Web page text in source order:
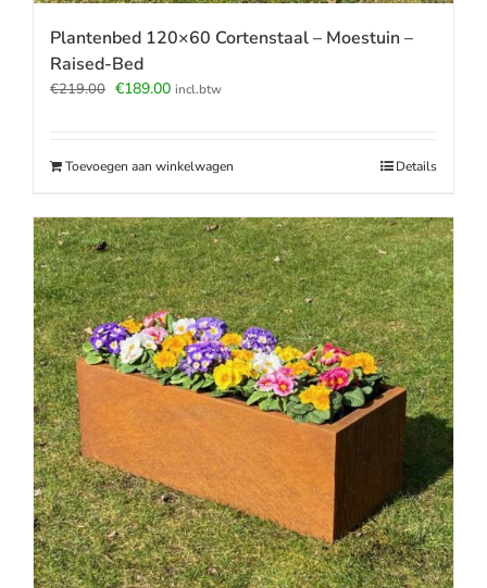
Plantenbed 120×60 Cortenstaal – Moestuin –
Raised-Bed
€219.00 Oorspronkelijke
€189.00Huidige
incl.btw
Toevoegen aan winkelwagen Details